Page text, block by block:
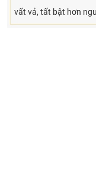
vất vả, tất bật hơn